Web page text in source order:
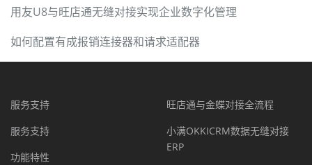
用友U8与旺店通无缝对接实现企业数字化管理
如何配置有成报销连接器和请求适配器
服务支持
服务支持
功能特性
旺店通与金蝶对接全流程
小满OKKICRM数据无缝对接
ERP